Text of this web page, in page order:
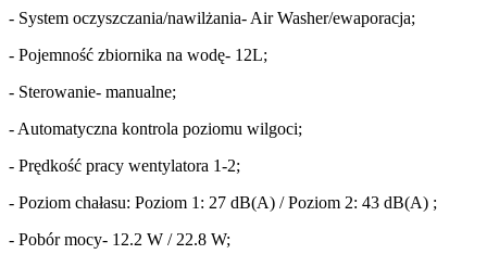
- System oczyszczania/nawilżania- Air Washer/ewaporacja;
- Pojemność zbiornika na wodę- 12L;
- Sterowanie- manualne;
- Automatyczna kontrola poziomu wilgoci;
- Prędkość pracy wentylatora 1-2;
- Poziom chałasu: Poziom 1: 27 dB(A) / Poziom 2: 43 dB(A) ;
- Pobór mocy- 12.2 W / 22.8 W;